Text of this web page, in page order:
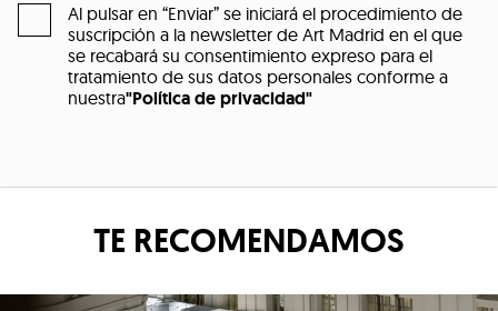
Al pulsar en “Enviar” se iniciará el procedimiento de
suscripción a la newsletter de Art Madrid en el que
se recabará su consentimiento expreso para el
tratamiento de sus datos personales conforme a
nuestra"Política de privacidad"
TE RECOMENDAMOS